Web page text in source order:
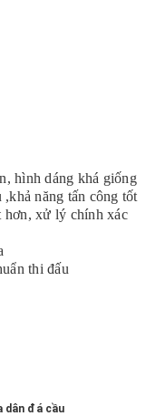
hình dáng khá giống
năng tấn công tốt
hơn, xử lý chính xác
thi đấu
dân đá cầu